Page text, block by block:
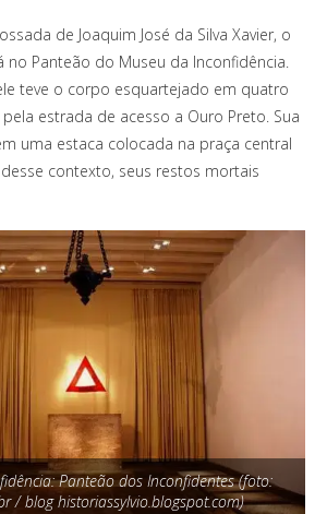
de Joaquim José da Silva Xavier, o
no Panteão do Museu da Inconfidência.
teve o corpo esquartejado em quatro
estrada de acesso a Ouro Preto. Sua
uma estaca colocada na praça central
contexto, seus restos mortais
Panteão dos Inconfidentes (foto:
/ blog historiassylvio.blogspot.com)